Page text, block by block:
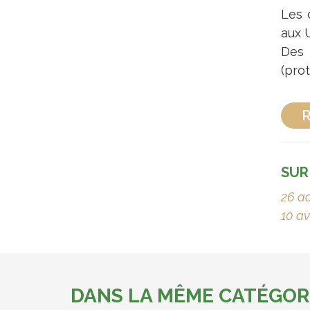
Les
aux
26
10
DANS LA MÊME